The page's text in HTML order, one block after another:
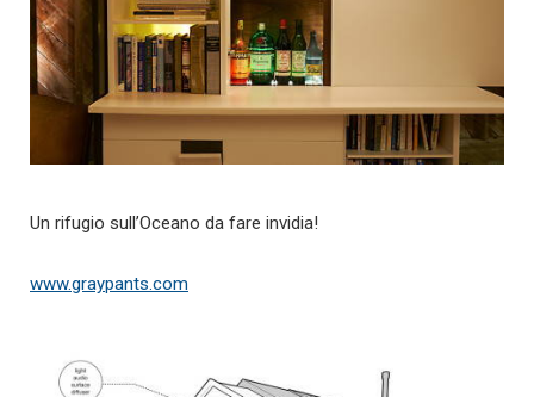
Un rifugio sull’Oceano da fare invidia!
www.graypants.com